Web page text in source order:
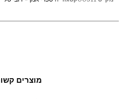
מוצרים